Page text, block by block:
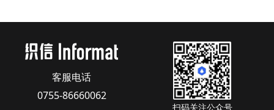
客服电话
0755-86660062
扫码关注公众号